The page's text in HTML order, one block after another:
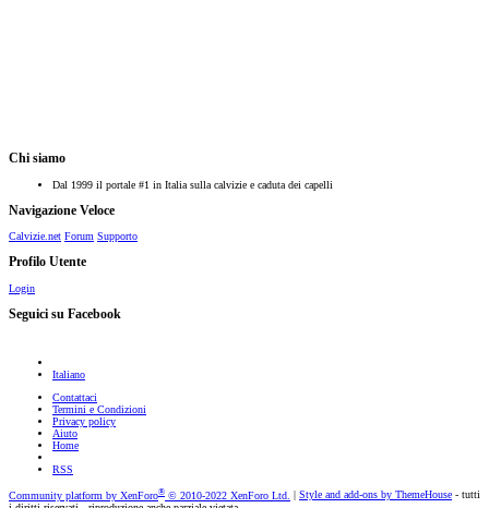
Chi siamo
Dal 1999 il portale #1 in Italia sulla calvizie e caduta dei capelli
Navigazione Veloce
Calvizie.net Forum Supporto
Profilo Utente
Login
Seguici su Facebook
Italiano
Contattaci
Termini e Condizioni
Privacy policy
Aiuto
Home
RSS
Community platform by XenForo® © 2010-2022 XenForo Ltd. Style and add-ons by ThemeHouse - tutti